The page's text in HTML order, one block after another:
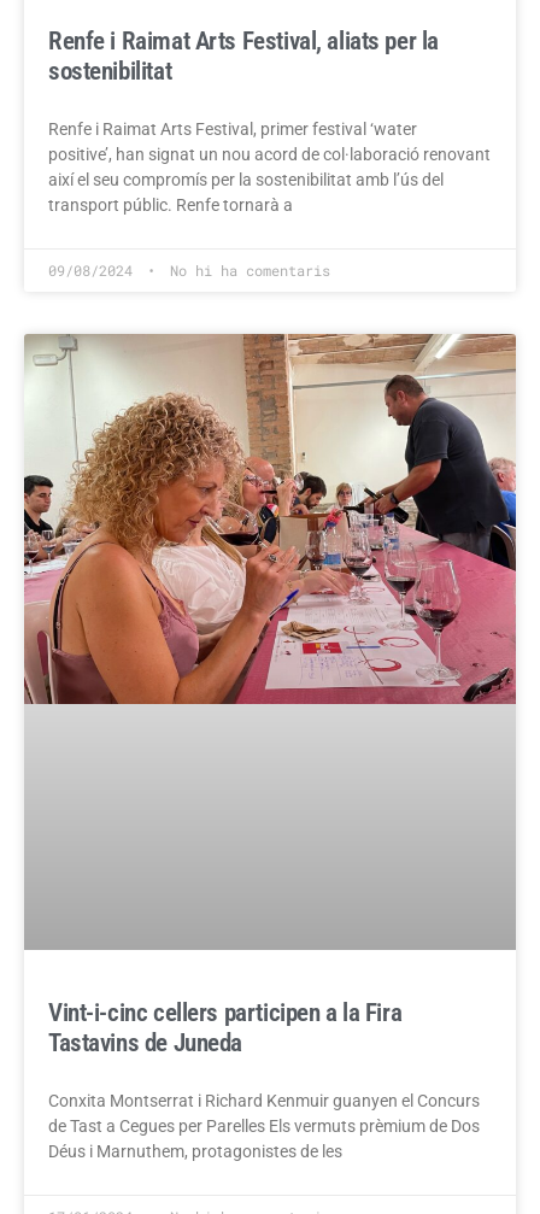
Renfe i Raimat Arts Festival, aliats per la
sostenibilitat
Renfe i Raimat Arts Festival, primer festival ‘water
positive’, han signat un nou acord de col·laboració renovant
així el seu compromís per la sostenibilitat amb l’ús del
transport públic. Renfe tornarà a
09/08/2024 No hi ha comentaris
Vint-i-cinc cellers participen a la Fira
Tastavins de Juneda
Conxita Montserrat i Richard Kenmuir guanyen el Concurs
de Tast a Cegues per Parelles Els vermuts prèmium de Dos
Déus i Marnuthem, protagonistes de les